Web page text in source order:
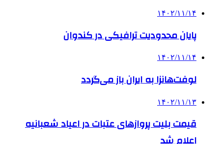
۱۴۰۲/۱۱/۱۴
پایان محدودیت ترافیکی در کندوان
۱۴۰۲/۱۱/۱۴
لوفت‌هانزا به ایران باز می‌گردد
۱۴۰۲/۱۱/۱۳
قیمت بلیت پروازهای عتبات در اعیاد شعبانیه